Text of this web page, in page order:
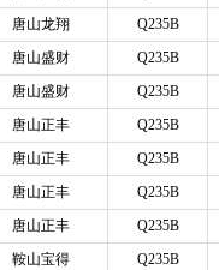
唐山龙翔
Q235B
唐山盛财
Q235B
唐山盛财
Q235B
唐山正丰
Q235B
唐山正丰
Q235B
唐山正丰
Q235B
唐山正丰
Q235B
鞍山宝得
Q235B